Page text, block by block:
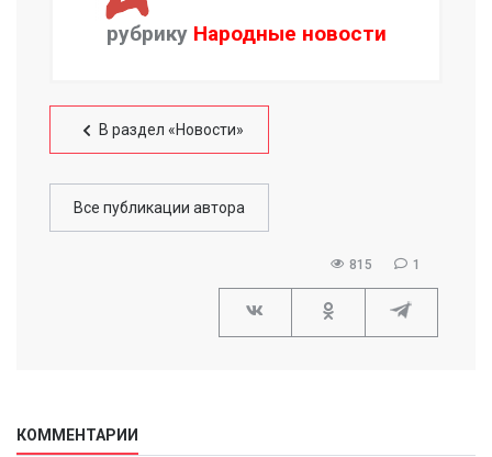
рубрику Народные новости
В раздел «Новости»
Все публикации автора
815 1
КОММЕНТАРИИ